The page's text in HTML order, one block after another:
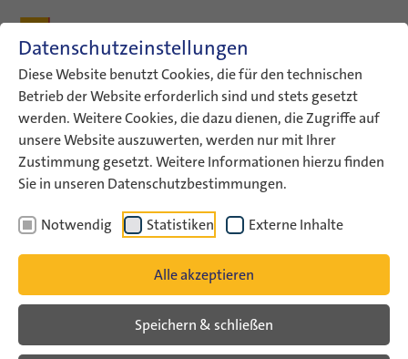
Datenschutzeinstellungen
Diese Website benutzt Cookies, die für den technischen
Betrieb der Website erforderlich sind und stets gesetzt
werden. Weitere Cookies, die dazu dienen, die Zugriffe auf
unsere Website auszuwerten, werden nur mit Ihrer
Zustimmung gesetzt. Weitere Informationen hierzu finden
Sie in unseren Datenschutzbestimmungen.
Notwendig Statistiken Externe Inhalte
Alle akzeptieren
Speichern & schließen
ConAct Über uns Archiv
Veranstaltungsarchiv
Veranstaltungsarchiv Liste
Veranstaltungsarchiv
Katalog zum Kunst- und Ausstellungsprojekt
‚Gemeinsam Handeln‘ erhältlich!
29. Dezember 2011
Der Katalog zur Ausstellung ‚Gemeinsam Handeln‘